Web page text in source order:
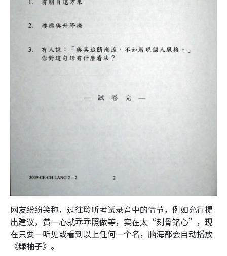
网友纷纷笑称，过往聆听考试录音中的情节，例如允行提
出建议，黄一心就乖乖照做等，实在太“刻骨铭心”，现
在只要一听见或看到以上任何一个名，脑海都会自动播放
《绿袖子》。